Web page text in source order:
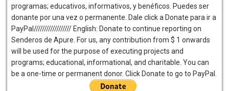
programas; educativos, informativos, y benéficos. Puedes ser
donante por una vez o permanente. Dale click a Donate para ir a
PayPal////////////////// English: Donate to continue reporting on
Senderos de Apure. For us, any contribution from $ 1 onwards
will be used for the purpose of executing projects and
programs; educational, informational, and charitable. You can
be a one-time or permanent donor. Click Donate to go to PayPal.